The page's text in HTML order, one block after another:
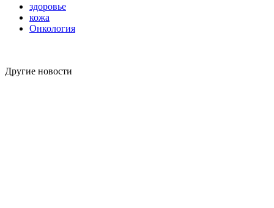
здоровье
кожа
Онкология
Другие новости